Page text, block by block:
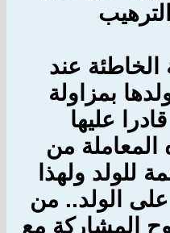
الخاطئة عند
بمزاولة
عليها
المعاملة من
للولد ولهذا
على الولد.. من
المشاركة مع